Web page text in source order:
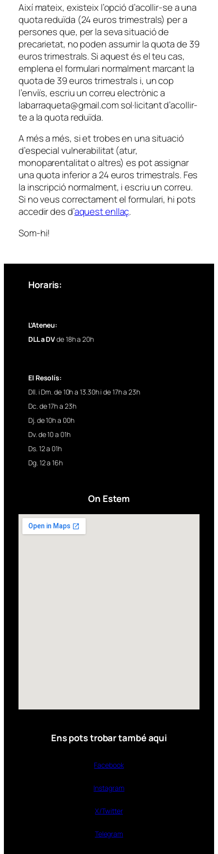
Així mateix, existeix l’opció d’acollir-se a una
quota reduïda (24 euros trimestrals) per a
persones que, per la seva situació de
precarietat, no poden assumir la quota de 39
euros trimestrals. Si aquest és el teu cas,
emplena el formulari normalment marcant la
quota de 39 euros trimestrals i, un cop
l’enviïs, escriu un correu electrònic a
labarraqueta@gmail.com sol·licitant d’acollir-
te a la quota reduïda.
A més a més, si et trobes en una situació
d’especial vulnerabilitat (atur,
monoparentalitat o altres) es pot assignar
una quota inferior a 24 euros trimestrals. Fes
la inscripció normalment, i escriu un correu.
Si no veus correctament el formulari, hi pots
accedir des d’aquest enllaç.
Som-hi!
Horaris:
L’Ateneu:
DLL a DVde 18h a 20h
El Resolís:
Dll. i Dm. de 10h a 13.30h i de 17h a 23h
Dc. de 17h a 23h
Dj. de 10h a 00h
Dv. de 10 a 01h
Ds. 12 a 01h
Dg. 12 a 16h
On Estem
Ens pots trobar també aqui
Facebook
Instagram
X/Twitter
Telegram